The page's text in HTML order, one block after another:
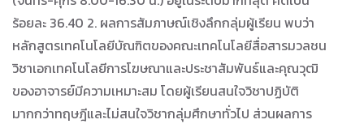
ร้อยละ 36.40 2. ผลการสัมภาษณ์เชิงลึกกลุ่มผู้เรียน พบว่า
หลักสูตรเทคโนโลยีบัณฑิตของคณะเทคโนโลยีสื่อสารมวลชน
วิชาเอกเทคโนโลยีการโฆษณาและประชาสัมพันธ์และคุณวุฒิ
ของอาจารย์มีความเหมาะสม โดยผู้เรียนสนใจวิชาปฏิบัติ
มากกว่าทฤษฎีและไม่สนใจวิชากลุ่มศึกษาทั่วไป ส่วนผลการ